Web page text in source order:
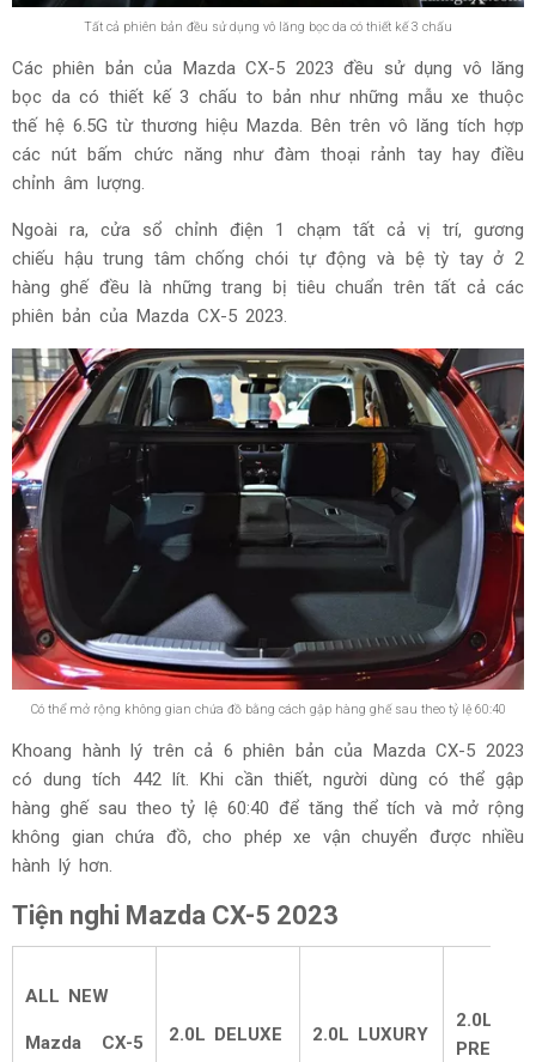
Tất cả phiên bản đều sử dụng vô lăng bọc da có thiết kế 3 chấu
Các phiên bản của Mazda CX-5 2023 đều sử dụng vô lăng
bọc da có thiết kế 3 chấu to bản như những mẫu xe thuộc
thế hệ 6.5G từ thương hiệu Mazda. Bên trên vô lăng tích hợp
các nút bấm chức năng như đàm thoại rảnh tay hay điều
chỉnh âm lượng.
Ngoài ra, cửa sổ chỉnh điện 1 chạm tất cả vị trí, gương
chiếu hậu trung tâm chống chói tự động và bệ tỳ tay ở 2
hàng ghế đều là những trang bị tiêu chuẩn trên tất cả các
phiên bản của Mazda CX-5 2023.
Có thể mở rộng không gian chứa đồ bằng cách gập hàng ghế sau theo tỷ lệ 60:40
Khoang hành lý trên cả 6 phiên bản của Mazda CX-5 2023
có dung tích 442 lít. Khi cần thiết, người dùng có thể gập
hàng ghế sau theo tỷ lệ 60:40 để tăng thể tích và mở rộng
không gian chứa đồ, cho phép xe vận chuyển được nhiều
hành lý hơn.
Tiện nghi Mazda CX-5 2023
ALL NEW
Mazda CX-5
2.0L DELUXE 2.0L LUXURY
2.0L